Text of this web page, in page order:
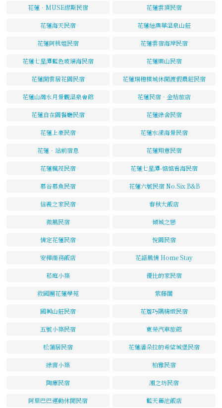
花蓮‧MUSE繆斯民宿 花蓮雲頂民宿
花蓮海天民宿 花蓮紐澳華溫泉山莊
花蓮阿桃姐民宿 花蓮雲宿海岸民宿
花蓮七星潭藍色玻璃海民宿 花蓮樂山民宿
花蓮閒雲居花園民宿 花蓮瑞穗檳城休閒渡假農莊民宿
花蓮山灣水月景觀溫泉會館 花蓮民宿．金桔旅店
花蓮自在園餐廳民宿 花蓮綠舍民宿
花蓮上豪民宿 花蓮水漾海景民宿
花蓮‧站前宿息 花蓮翔意民宿
花蓮楓茂民宿 花蓮七星潭-惦惦看海民宿
慕谷慕魚民宿 花蓮六號民宿 No.Six B&B
信義之家民宿 春秋大飯店
微風民宿 傾城之戀
情定花蓮民宿 悅園民宿
安樺商務飯店 花語風情 Home Stay
菘庭小築 優比的家民宿
救國團花蓮學苑 紫藤閣
國興山莊民宿 花簷巧隅精緻民宿
五號小築民宿 東榮汽車旅館
松蒲居民宿 花蓮潘朵拉的希望城堡民宿
綠窗小築 柏雅民宿
陶庫民宿 湘之坊民宿
阿里巴巴運動休閒民宿 藍天麗池飯店